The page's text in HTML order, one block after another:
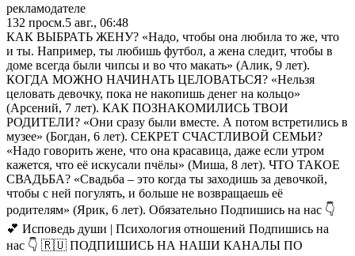
рекламодателе
132 просм.5 авг., 06:48
КАК ВЫБРАТЬ ЖЕНУ? «Надо, чтобы она любила то же, что
и ты. Например, ты любишь футбол, а жена следит, чтобы в
доме всегда были чипсы и во что макать» (Алик, 9 лет).
КОГДА МОЖНО НАЧИНАТЬ ЦЕЛОВАТЬСЯ? «Нельзя
целовать девочку, пока не накопишь денег на кольцо»
(Арсений, 7 лет). КАК ПОЗНАКОМИЛИСЬ ТВОИ
РОДИТЕЛИ? «Они сразу были вместе. А потом встретились в
музее» (Богдан, 6 лет). СЕКРЕТ СЧАСТЛИВОЙ СЕМЬИ?
«Надо говорить жене, что она красавица, даже если утром
кажется, что её искусали пчёлы» (Миша, 8 лет). ЧТО ТАКОЕ
СВАДЬБА? «Свадьба – это когда ты заходишь за девочкой,
чтобы с ней погулять, и больше не возвращаешь её
родителям» (Ярик, 6 лет). Обязательно Подпишись на нас 👇
💕 Исповедь души | Психология отношений Подпишись на
нас 👇 🇷🇺 ПОДПИШИСЬ НА НАШИ КАНАЛЫ ПО